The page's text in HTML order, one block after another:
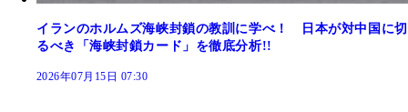
イランのホルムズ海峡封鎖の教訓に学べ！ 日本が対中国に切
るべき「海峡封鎖カード」を徹底分析!!
2026年07月15日 07:30